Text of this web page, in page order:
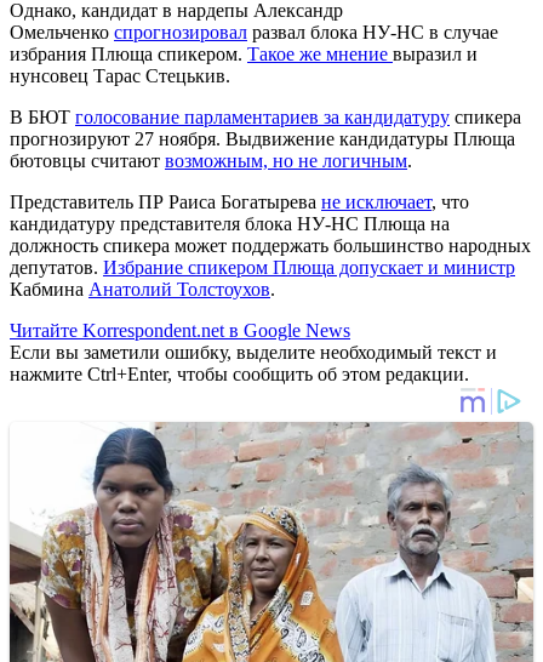
Однако, кандидат в нардепы Александр
Омельченко спрогнозировал развал блока НУ-НС в случае
избрания Плюща спикером. Такое же мнение выразил и
нунсовец Тарас Стецькив.
В БЮТ голосование парламентариев за кандидатуру спикера
прогнозируют 27 ноября. Выдвижение кандидатуры Плюща
бютовцы считают возможным, но не логичным.
Представитель ПР Раиса Богатырева не исключает, что
кандидатуру представителя блока НУ-НС Плюща на
должность спикера может поддержать большинство народных
депутатов. Избрание спикером Плющa допускает и министр
Кабмина Анатолий Толстоухов.
Читайте Korrespondent.net в Google News
Если вы заметили ошибку, выделите необходимый текст и
нажмите Ctrl+Enter, чтобы сообщить об этом редакции.